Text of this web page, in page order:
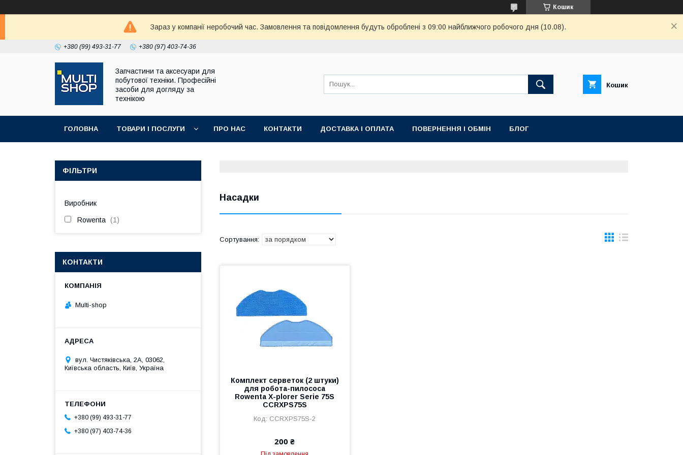
Кошик
Зараз у компанії неробочий час. Замовлення та повідомлення будуть оброблені з 09:00 найближчого робочого дня (10.08).
+380 (99) 493-31-77 +380 (97) 403-74-36
Запчастини та аксесуари для
побутової техніки. Професійні
засоби для догляду за
технікою
Кошик
ГОЛОВНА ТОВАРИ І ПОСЛУГИ ПРО НАС КОНТАКТИ ДОСТАВКА І ОПЛАТА ПОВЕРНЕННЯ І ОБМІН БЛОГ
Насадки
Комплект серветок (2 штуки)
для робота-пилососа
Rowenta X-plorer Serie 75S
CCRXPS75S
CCRXPS75S-2
200 ₴
ФІЛЬТРИ
Виробник
Rowenta 1
КОНТАКТИ
Multi-shop
вул. Чистяківська, 2А, 03062,
Київська область, Київ, Україна
+380 (99) 493-31-77
+380 (97) 403-74-36